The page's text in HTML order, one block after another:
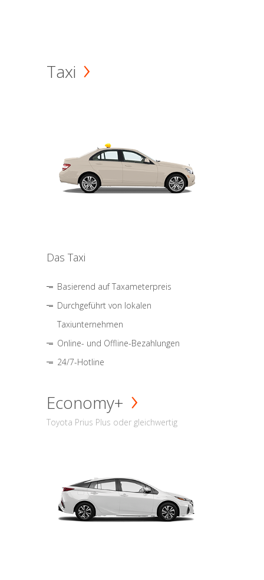
Taxi
Das Taxi
Basierend auf Taxameterpreis
Durchgeführt von lokalen
Taxiunternehmen
Online- und Offline-Bezahlungen
24/7-Hotline
Economy+
Toyota Prius Plus oder gleichwertig